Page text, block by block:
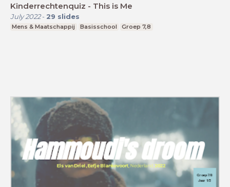
Kinderrechtenquiz - This is Me
July 2022- 29 slides
Mens & Maatschappij Basisschool Groep 7,8